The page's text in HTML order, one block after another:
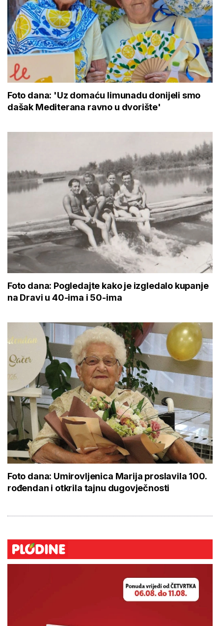
Foto dana: 'Uz domaću limunadu donijeli smo
dašak Mediterana ravno u dvorište'
Foto dana: Pogledajte kako je izgledalo kupanje
na Dravi u 40-ima i 50-ima
Foto dana: Umirovljenica Marija proslavila 100.
rođendan i otkrila tajnu dugovječnosti